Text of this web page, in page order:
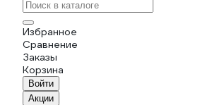
Избранное
Сравнение
Заказы
Корзина
Войти
Акции